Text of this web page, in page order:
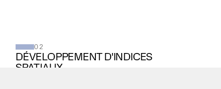
02
DÉVELOPPEMENT D'INDICES
SPATIAUX